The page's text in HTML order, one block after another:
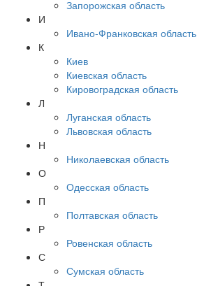
Запорожская область
И
Ивано-Франковская область
К
Киев
Киевская область
Кировоградская область
Л
Луганская область
Львовская область
Н
Николаевская область
О
Одесская область
П
Полтавская область
Р
Ровенская область
С
Сумская область